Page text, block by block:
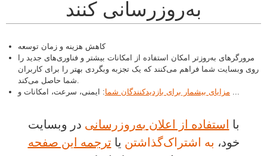
به‌روزرسانی کنند
کاهش هزینه و زمان توسعه
مرورگرهای به‌روزتر امکان استفاده از امکانات بیشتر و فناوری‌های جدید را
روی وبسایت شما فراهم می‌کنند که یک تجزبه وبگردی بهتر را برای کاربران
مزایای بیشمار برای بازدیدکنندگان شما
با استفاده از اعلان به‌روزرسانی در وبسایت
خود، به اشتراک‌گذاشتن یا ترجمه این صفحه